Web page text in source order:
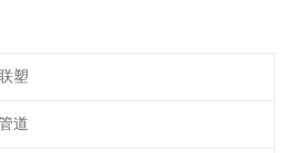
塑
道